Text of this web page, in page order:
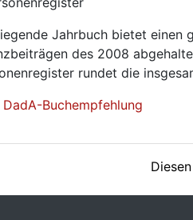
Jahrbuch bietet einen
des 2008
rundet die
DadA-Buchempfehlung